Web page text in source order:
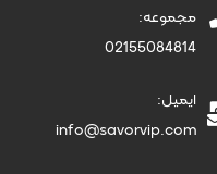
مجموعه:
02155084814
ایمیل:
info@savorvip.com